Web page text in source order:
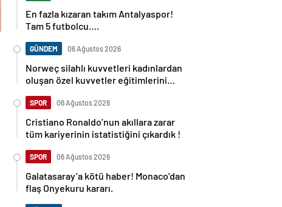
En fazla kızaran takım Antalyaspor!
Tam 5 futbolcu….
GÜNDEM 06 Ağustos 2026
Norweç silahlı kuvvetleri kadınlardan
oluşan özel kuvvetler eğitimlerini
SPOR 06 Ağustos 2026
Cristiano Ronaldo’nun akıllara zarar
tüm kariyerinin istatistiğini çıkardık !
SPOR 06 Ağustos 2026
Galatasaray’a kötü haber! Monaco’dan
flaş Onyekuru kararı.